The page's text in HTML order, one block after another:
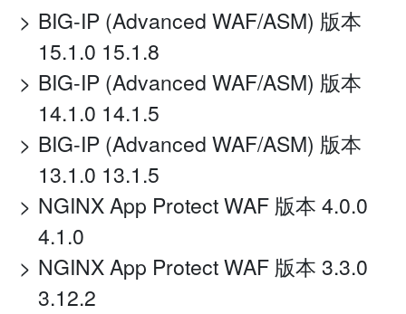
BIG-IP (Advanced WAF/ASM) 版本
15.1.0 15.1.8
BIG-IP (Advanced WAF/ASM) 版本
14.1.0 14.1.5
BIG-IP (Advanced WAF/ASM) 版本
13.1.0 13.1.5
NGINX App Protect WAF 版本 4.0.0
4.1.0
NGINX App Protect WAF 版本 3.3.0
3.12.2